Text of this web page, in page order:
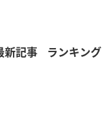
新記事 ランキング